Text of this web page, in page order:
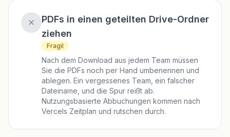
PDFs in einen geteilten Drive-Ordner
ziehen
Fragil
Nach dem Download aus jedem Team müssen
Sie die PDFs noch per Hand umbenennen und
ablegen. Ein vergessenes Team, ein falscher
Dateiname, und die Spur reißt ab.
Nutzungsbasierte Abbuchungen kommen nach
Vercels Zeitplan und rutschen durch.